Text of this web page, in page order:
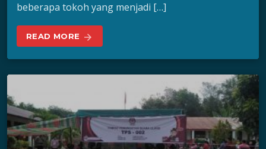
beberapa tokoh yang menjadi […]
READ MORE arrow_forward